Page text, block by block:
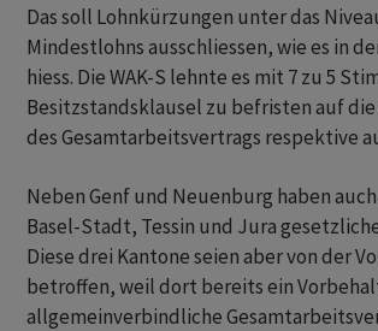
Das soll Lohnkürzungen unter das
Mindestlohns ausschliessen, wie es in
hiess. Die WAK-S lehnte es mit 7 zu 5
Besitzstandsklausel zu befristen auf
des Gesamtarbeitsvertrags respektive
Neben Genf und Neuenburg haben
Basel-Stadt, Tessin und Jura
Diese drei Kantone seien aber von der
betroffen, weil dort bereits ein
allgemeinverbindliche